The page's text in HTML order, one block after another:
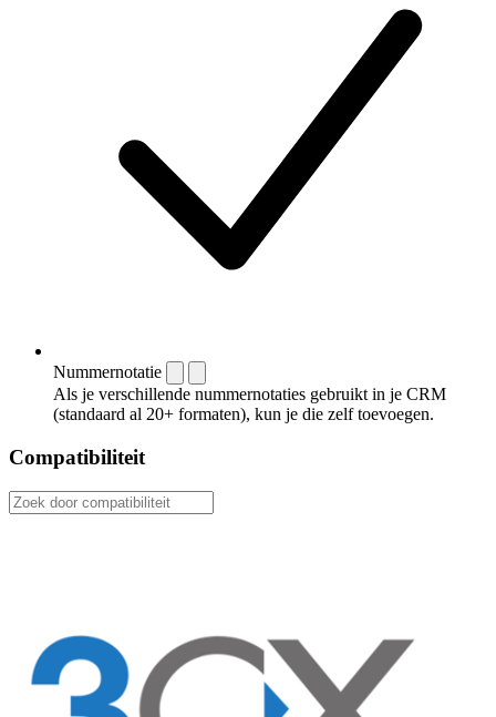
Nummernotatie
Als je verschillende nummernotaties gebruikt in je CRM
(standaard al 20+ formaten), kun je die zelf toevoegen.
Compatibiliteit